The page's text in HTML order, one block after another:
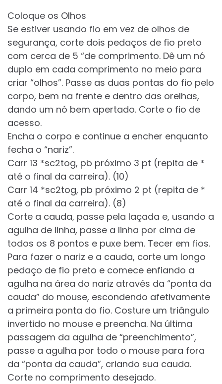
Coloque os Olhos
Se estiver usando fio em vez de olhos de
segurança, corte dois pedaços de fio preto
com cerca de 5 “de comprimento. Dê um nó
duplo em cada comprimento no meio para
criar “olhos”. Passe as duas pontas do fio pelo
corpo, bem na frente e dentro das orelhas,
dando um nó bem apertado. Corte o fio de
acesso.
Encha o corpo e continue a encher enquanto
fecha o “nariz”.
Carr 13 *sc2tog, pb próximo 3 pt (repita de *
até o final da carreira). (10)
Carr 14 *sc2tog, pb próximo 2 pt (repita de *
até o final da carreira). (8)
Corte a cauda, passe pela laçada e, usando a
agulha de linha, passe a linha por cima de
todos os 8 pontos e puxe bem. Tecer em fios.
Para fazer o nariz e a cauda, ​​corte um longo
pedaço de fio preto e comece enfiando a
agulha na área do nariz através da “ponta da
cauda” do mouse, escondendo afetivamente
a primeira ponta do fio. Costure um triângulo
invertido no mouse e preencha. Na última
passagem da agulha de “preenchimento”,
passe a agulha por todo o mouse para fora
da “ponta da cauda”, criando sua cauda.
Corte no comprimento desejado.